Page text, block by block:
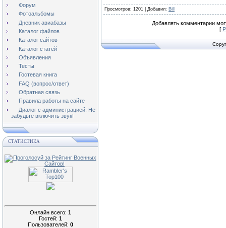
Форум
Фотоальбомы
Дневник авиабазы
Каталог файлов
Каталог сайтов
Каталог статей
Объявления
Тесты
Гостевая книга
FAQ (вопрос/ответ)
Обратная связь
Правила работы на сайте
Диалог с администрацией. Не
забудьте включить звук!
СТАТИСТИКА
Онлайн всего: 1
Гостей: 1
Пользователей: 0
Просмотров: 1201 | Добавил: Bill
Добавлять комментарии
[